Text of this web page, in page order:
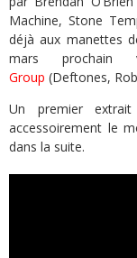
Machine, Stone
déjà aux manettes
mars
Group (Deftones,
Un premier
accessoirement le
dans la suite.